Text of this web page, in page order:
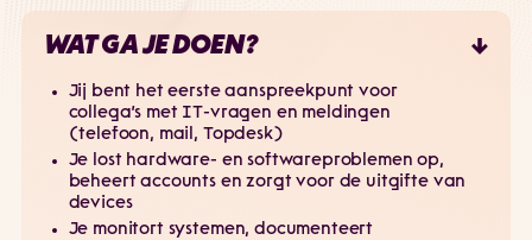
WAT GA JE DOEN?
Jij bent het eerste aanspreekpunt voor
collega’s met IT-vragen en meldingen
(telefoon, mail, Topdesk)
Je lost hardware- en softwareproblemen op,
beheert accounts en zorgt voor de uitgifte van
devices
Je monitort systemen, documenteert